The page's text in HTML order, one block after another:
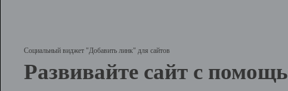
Социальный виджет "Добавить линк" для сайтов
Развивайте сайт с